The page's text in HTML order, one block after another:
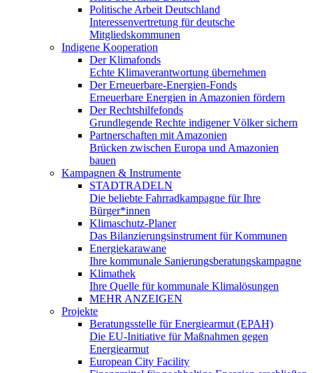
Politische Arbeit Deutschland
Interessenvertretung für deutsche
Mitgliedskommunen
Indigene Kooperation
Der Klimafonds
Echte Klimaverantwortung übernehmen
Der Erneuerbare-Energien-Fonds
Erneuerbare Energien in Amazonien fördern
Der Rechtshilfefonds
Grundlegende Rechte indigener Völker sichern
Partnerschaften mit Amazonien
Brücken zwischen Europa und Amazonien
bauen
Kampagnen & Instrumente
STADTRADELN
Die beliebte Fahrradkampagne für Ihre
Bürger*innen
Klimaschutz-Planer
Das Bilanzierungsinstrument für Kommunen
Energiekarawane
Ihre kommunale Sanierungsberatungskampagne
Klimathek
Ihre Quelle für kommunale Klimalösungen
MEHR ANZEIGEN
Projekte
Beratungsstelle für Energiearmut (EPAH)
Die EU-Initiative für Maßnahmen gegen
Energiearmut
European City Facility